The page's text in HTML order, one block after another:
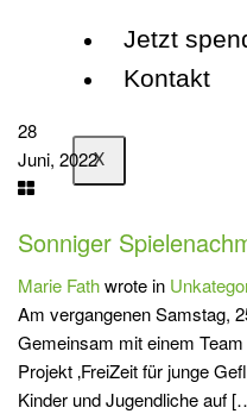
Jetzt
Kontakt
X
28
Juni, 2022
Sonniger
Marie Fathwrote in
Am vergangenen Samstag,
Gemeinsam mit einem
Projekt ‚FreiZeit für junge
Kinder und Jugendliche auf